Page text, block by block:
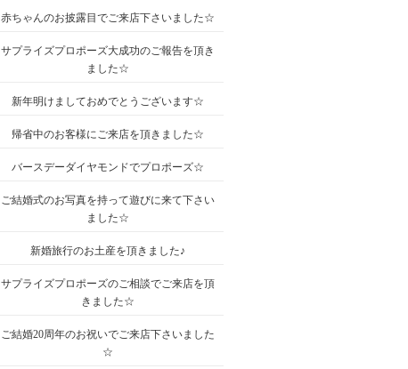
赤ちゃんのお披露目でご来店下さいました☆
サプライズプロポーズ大成功のご報告を頂き
ました☆
新年明けましておめでとうございます☆
帰省中のお客様にご来店を頂きました☆
バースデーダイヤモンドでプロポーズ☆
ご結婚式のお写真を持って遊びに来て下さい
ました☆
新婚旅行のお土産を頂きました♪
サプライズプロポーズのご相談でご来店を頂
きました☆
ご結婚20周年のお祝いでご来店下さいました
☆